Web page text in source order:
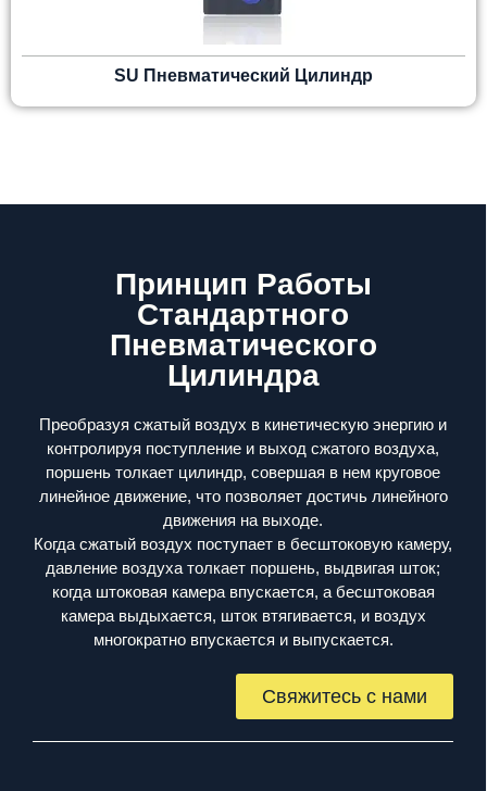
SU Пневматический Цилиндр
Принцип Работы
Стандартного
Пневматического
Цилиндра
Преобразуя сжатый воздух в кинетическую энергию и
контролируя поступление и выход сжатого воздуха,
поршень толкает цилиндр, совершая в нем круговое
линейное движение, что позволяет достичь линейного
движения на выходе.
Когда сжатый воздух поступает в бесштоковую камеру,
давление воздуха толкает поршень, выдвигая шток;
когда штоковая камера впускается, а бесштоковая
камера выдыхается, шток втягивается, и воздух
многократно впускается и выпускается.
Свяжитесь с нами